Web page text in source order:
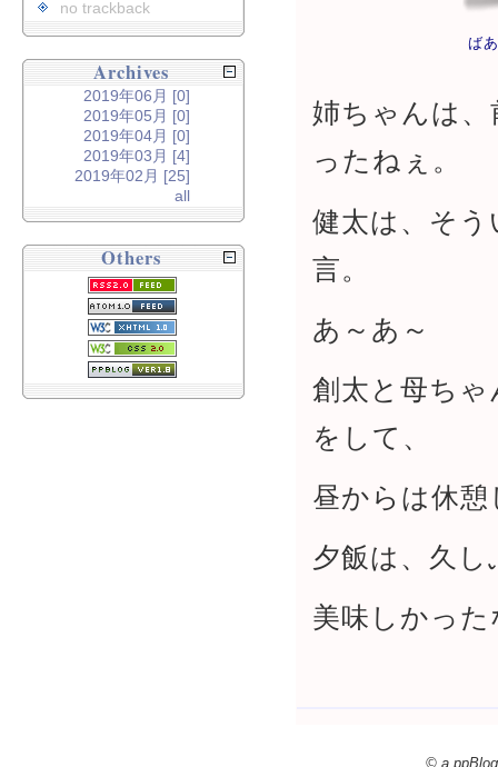
ば
姉ちゃんは
ったねぇ。
健太は、そ
言。
あ～あ～
創太と母ち
をして、
昼からは休憩
夕飯は、久
美味しかった
no trackback
Archives
2019年06月 [0]
2019年05月 [0]
2019年04月 [0]
2019年03月 [4]
2019年02月 [25]
all
Others
© a